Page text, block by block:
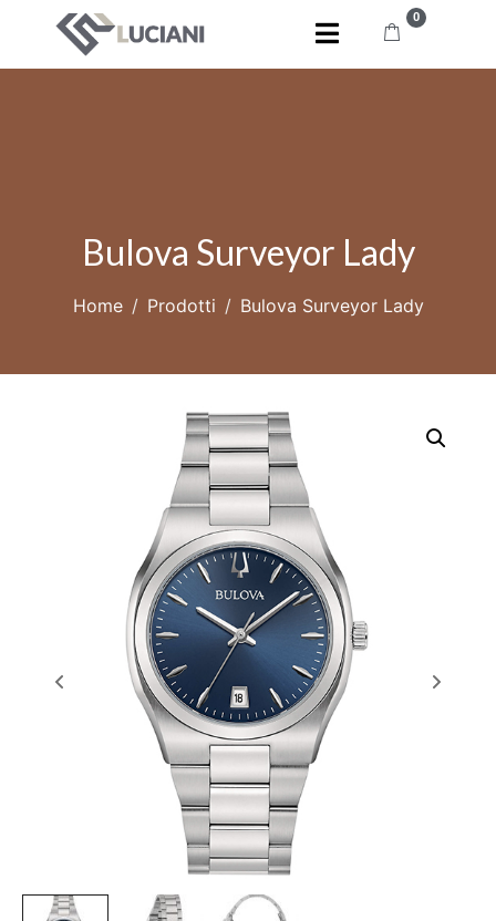
0
Bulova Surveyor Lady
Home Prodotti Bulova Surveyor Lady